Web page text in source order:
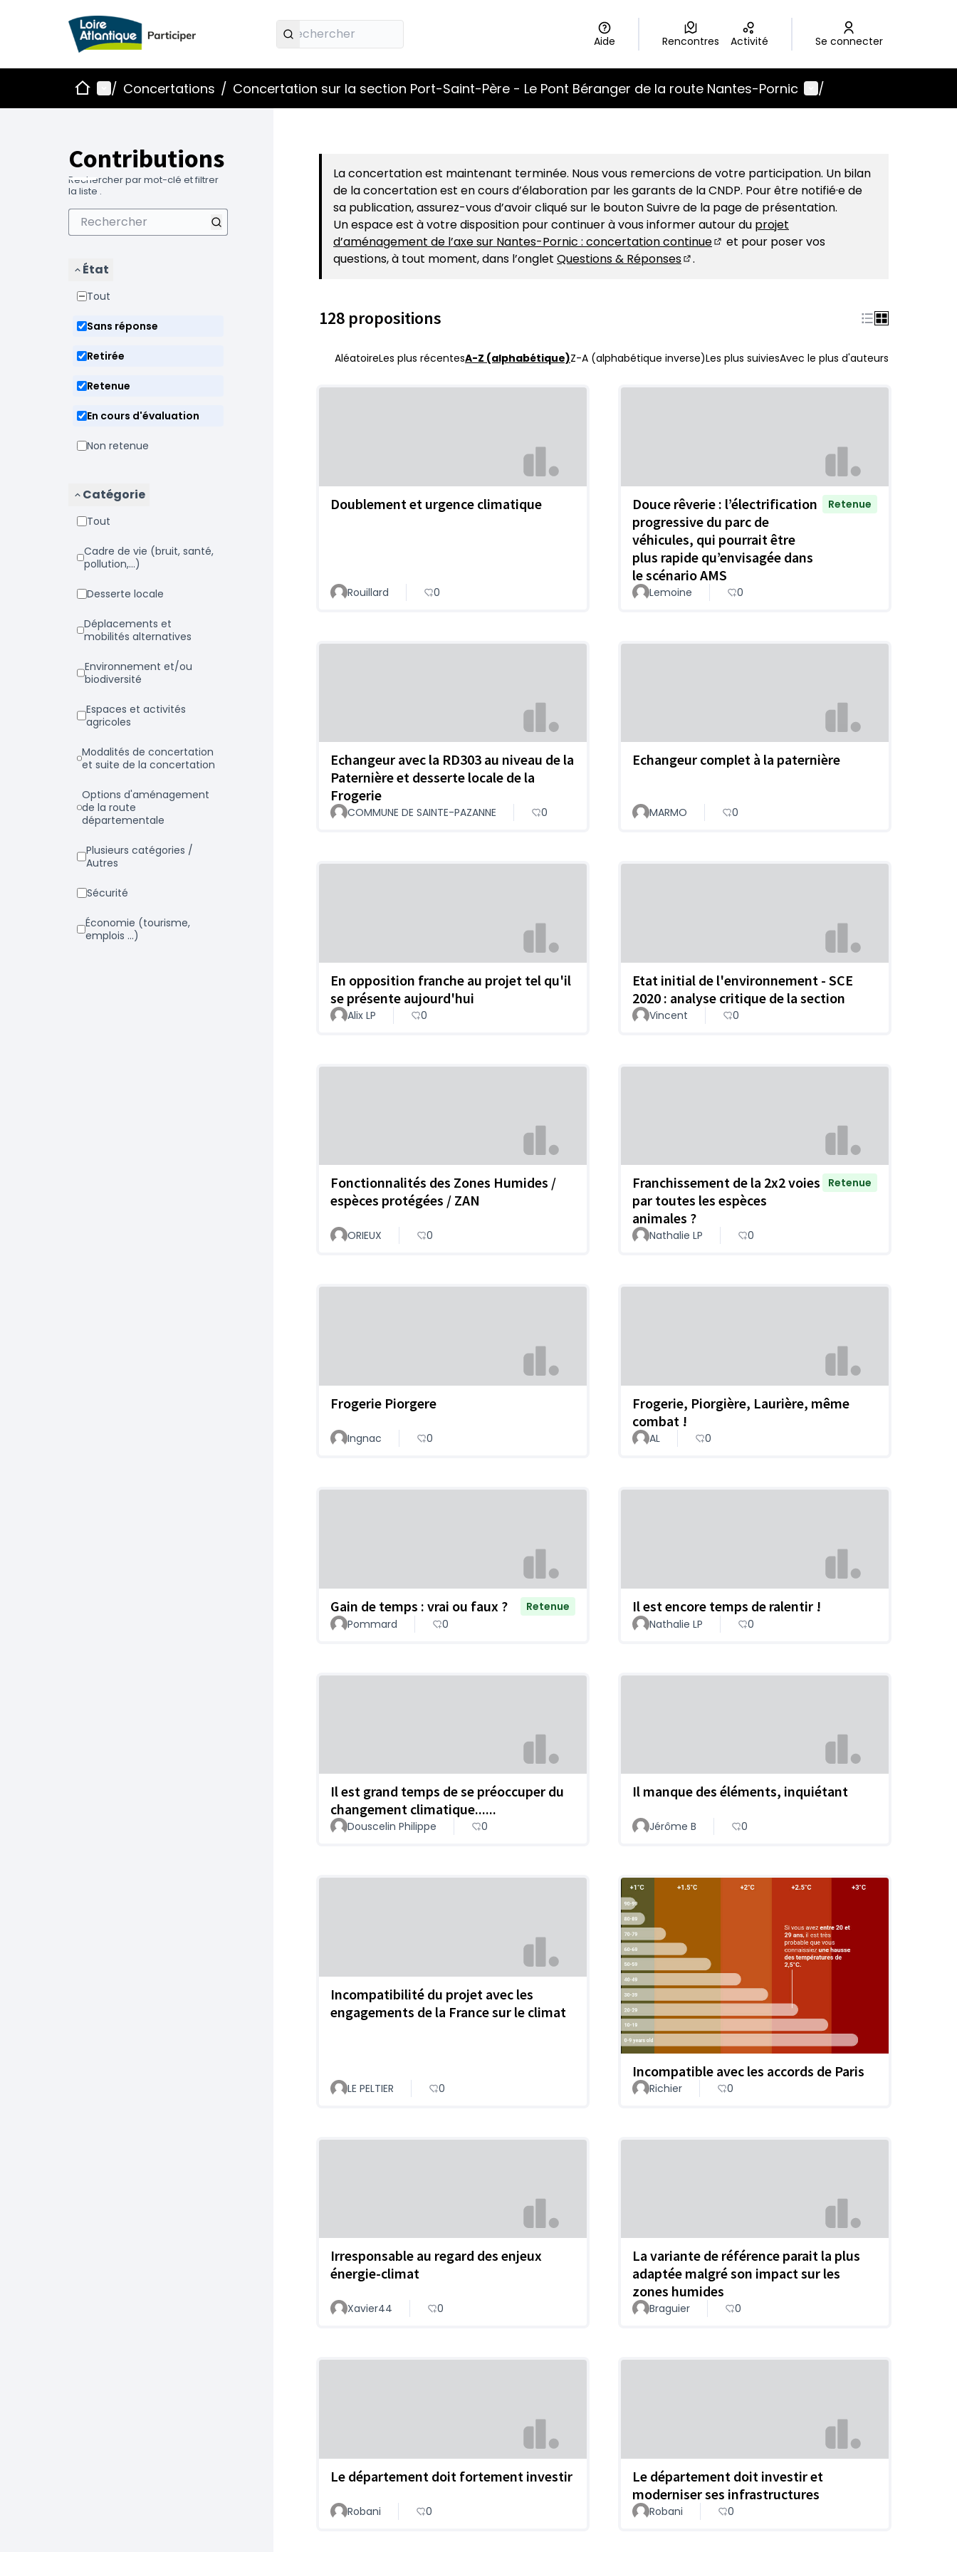
Aide Rencontres Activité Se connecter
AccueilMenu principal
/ Concertations / Concertation sur la section Port-Saint-Père - Le Pont Béranger de la route Nantes-Pornic Menu utilisateur
/
Contributions
Rechercher par mot-clé et filtrer
la liste .
État
Tout
Sans réponse
Retirée
Retenue
En cours d'évaluation
Non retenue
Catégorie
Tout
Cadre de vie (bruit, santé,
pollution,...)
Desserte locale
Déplacements et
mobilités alternatives
Environnement et/ou
biodiversité
Espaces et activités
agricoles
Modalités de concertation
et suite de la concertation
Options d'aménagement
de la route
départementale
Plusieurs catégories /
Autres
Sécurité
Économie (tourisme,
emplois ...)
La concertation est maintenant terminée. Nous vous remercions de votre participation. Un bilan
de la concertation est en cours d’élaboration par les garants de la CNDP. Pour être notifié·e de
sa publication, assurez-vous d’avoir cliqué sur le bouton Suivre de la page de présentation.
Un espace est à votre disposition pour continuer à vous informer autour du projet
d’aménagement de l’axe sur Nantes-Pornic : concertation continue
(S'ouvre dans un nouvel onglet)
et pour poser vos
questions, à tout moment, dans l’onglet Questions & Réponses .
128 propositions
AléatoireLes plus récentesA-Z (alphabétique)Z-A (alphabétique inverse)Les plus suiviesAvec le plus d'auteurs
Doublement et urgence climatique
Rouillard 0
Douce rêverie : l’électrification
progressive du parc de
véhicules, qui pourrait être
plus rapide qu’envisagée dans
le scénario AMS
Retenue
Lemoine 0
Echangeur avec la RD303 au niveau de la
Paternière et desserte locale de la
Frogerie
COMMUNE DE SAINTE-PAZANNE 0
Echangeur complet à la paternière
MARMO 0
En opposition franche au projet tel qu'il
se présente aujourd'hui
Alix LP 0
Etat initial de l'environnement - SCE
2020 : analyse critique de la section
Vincent 0
Fonctionnalités des Zones Humides /
espèces protégées / ZAN
ORIEUX 0
Franchissement de la 2x2 voies
par toutes les espèces
animales ?
Retenue
Nathalie LP 0
Frogerie Piorgere
Ingnac 0
Frogerie, Piorgière, Laurière, même
combat !
AL 0
Gain de temps : vrai ou faux ?
Retenue
Pommard
0
Il est encore temps de ralentir !
Nathalie LP 0
Il est grand temps de se préoccuper du
changement climatique......
Douscelin Philippe 0
Il manque des éléments, inquiétant
Jérôme B 0
Incompatibilité du projet avec les
engagements de la France sur le climat
LE PELTIER 0
Incompatible avec les accords de Paris
Richier 0
Irresponsable au regard des enjeux
énergie-climat
Xavier44 0
La variante de référence parait la plus
adaptée malgré son impact sur les
zones humides
Braguier 0
Le département doit fortement investir
Robani 0
Le département doit investir et
moderniser ses infrastructures
Robani 0